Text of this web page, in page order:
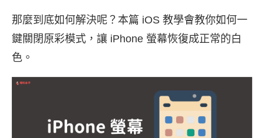
那麼到底如何解決呢？本篇 iOS 教學會教你如何一
鍵關閉原彩模式，讓 iPhone 螢幕恢復成正常的白
色。